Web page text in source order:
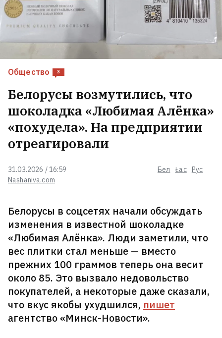
Общество 3
Nashaniva.com
31.03.2026 / 16:59 Бел Łac Рус
Белорусы возмутились, что
шоколадка «Любимая Алёнка»
«похудела». На предприятии
отреагировали
Белорусы в соцсетях начали обсуждать
изменения в известной шоколадке
«Любимая Алёнка». Люди заметили, что
вес плитки стал меньше — вместо
прежних 100 граммов теперь она весит
около 85. Это вызвало недовольство
покупателей, а некоторые даже сказали,
что вкус якобы ухудшился, пишет
агентство «Минск-Новости».
впервые публично рассказала о
ночи его смерти
Создатели Patriot боятся, что
Киев может усовершенствовать
их ракеты
2
В Колумбии произошло сильное
землетрясение, уже десятки
погибших
швейцарских Альп — но туристов
там не ждут
Иван Кравцов сложил
обязанности секретаря
Координационного совета. Теперь
будет делегатом
9